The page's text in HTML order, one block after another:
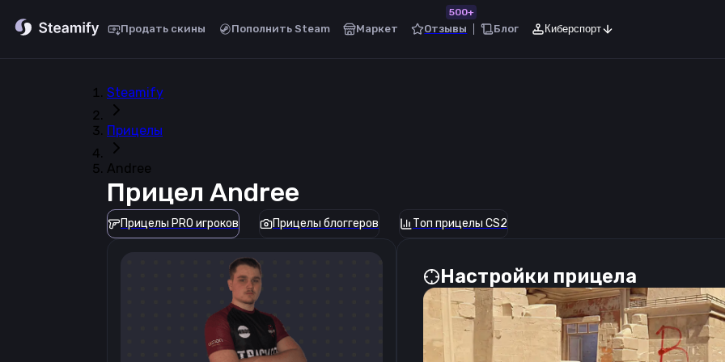
Продать скины Пополнить Steam Маркет Отзывы
500+
Блог Киберспорт
Steamify
Прицелы
Andree
Прицел Andree
Прицелы PRO игроков Прицелы блоггеров Топ прицелы CS2
Настройки прицела